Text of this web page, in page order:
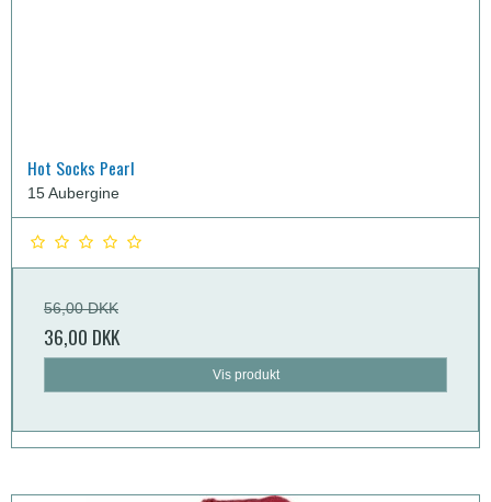
Hot Socks Pearl
15 Aubergine
56,00 DKK
36,00 DKK
Vis produkt